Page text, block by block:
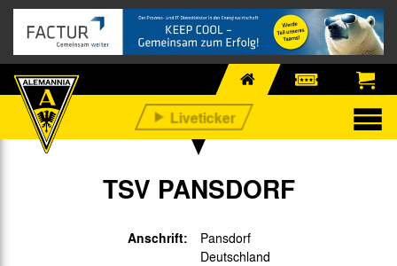
TSV PANSDORF
Anschrift:
Pansdorf
Deutschland